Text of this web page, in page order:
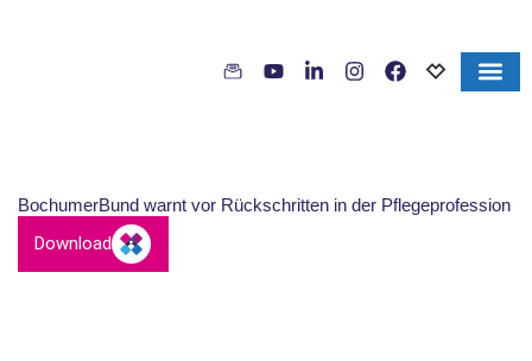
BochumerBund warnt vor Rückschritten in der Pflegeprofession
Download